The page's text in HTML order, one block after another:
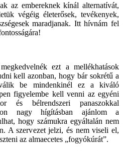
az embereknek kínál alternatívát,
végéig életerősek, tevékenyek,
maradjanak. Itt hívnám fel
ezt a mellékhatások
kell azonban, hogy bár sokrétű a
válik be mindenkinél ez a kiváló
figyelembe kell venni az egyéni
és bélrendszeri panaszokkal
nagy hígításban ajánlom a
hogy számukra egyáltalán nem
A szervezet jelzi, és nem viseli el,
az almaecetes „fogyókúrát”.